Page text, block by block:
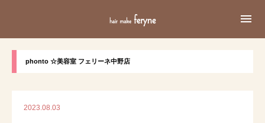

phonto ☆美容室 フェリーネ中野店
2023.08.03